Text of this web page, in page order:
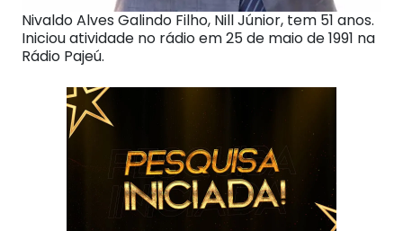
Nivaldo Alves Galindo Filho, Nill Júnior, tem 51 anos.
Iniciou atividade no rádio em 25 de maio de 1991 na
Rádio Pajeú.